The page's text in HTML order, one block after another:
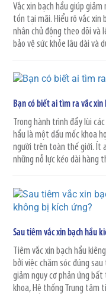
Vắc xin bạch hầu giúp
tồn tại mãi. Hiểu rõ vắc xin
nhân chủ động theo dõi và
bảo vệ sức khỏe lâu dài và
Bạn có biết ai tìm ra vắc xin
Trong hành trình đẩy lùi
hầu là một dấu mốc khoa
người trên toàn thế giới. Ít
những nỗ lực kéo dài hàng
Sau tiêm vắc xin bạch hầu
Tiêm vắc xin bạch hầu
bởi việc chăm sóc đúng
giảm nguy cơ phản ứng bất
khoa, Hệ thống Trung tâm